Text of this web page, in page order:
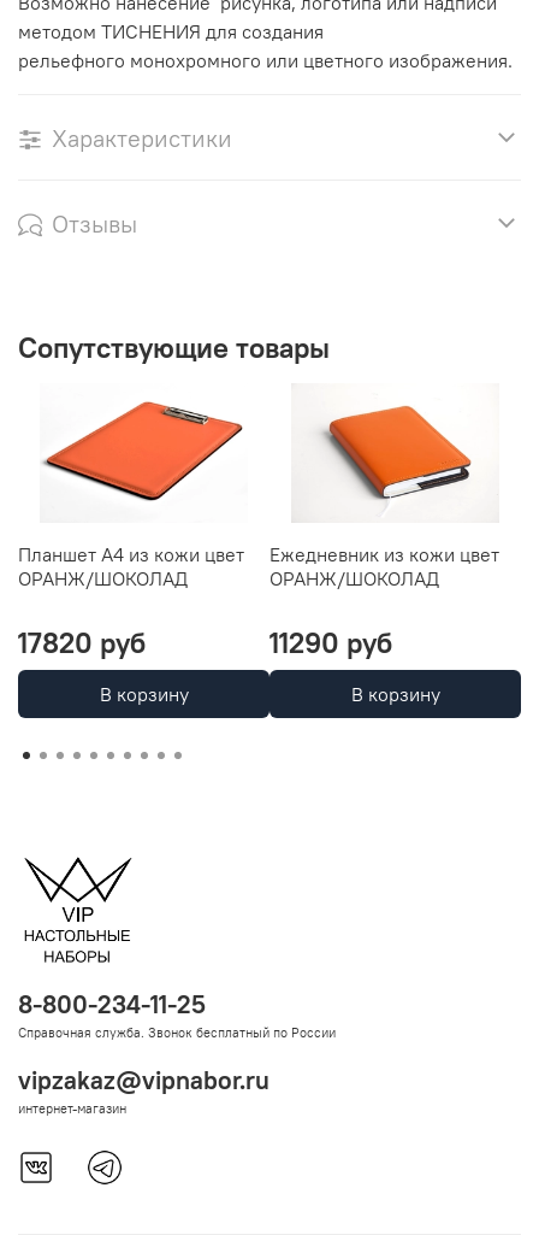
методом ТИСНЕНИЯ для создания
рельефного монохромного или цветного изображения.
Характеристики
Отзывы
Сопутствующие товары
Планшет А4 из кожи цвет
ОРАНЖ/ШОКОЛАД
17820 руб
В корзину
Ежедневник из кожи цвет
ОРАНЖ/ШОКОЛАД
11290 руб
В корзину
8-800-234-11-25
Справочная служба. Звонок бесплатный по России
vipzakaz@vipnabor.ru
интернет-магазин